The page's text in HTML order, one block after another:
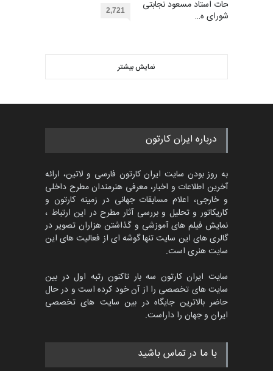
مهلت
کتابخانۀ ممتا…
مسابقه بین‌المللی کارتون آیدین
دوغان، ترکیه،…
مسابقۀ بین‌المللی کارتون و
کاریکاتور «البغلی…
مهلت 3 ماه دیگر
پنجمین مسابقۀ بین‌المللی
کارتون CARTUNION ، …
مهلت
گرگلی باکاس…
گالری حدود یک ماه قبل
توضیحات استاد مسعود نجابتی
عضو شورای ه… 2,721
نمایش بیشتر
درباره ایران کارتون
به روز بودن سایت ایران کارتون فارسی و لاتین، ارائه
آخرین اطلاعات و اخبار، معرفی هنرمندان مطرح داخلی
و خارجی، اعلام مسابقات جهانی در زمینه کارتون و
کاریکاتور و تحلیل و بررسی آثار مطرح در این ارتباط ،
نمایش فیلم های آموزشی و گذاشتن هزاران تصویر در
گالری های این سایت تنها گوشه ای از فعالیت های این
سایت هنری است.
سایت ایران کارتون سه بار تاکنون رتبه اول در بین
سایت های تخصصی را از آن خود کرده است و در حال
حاضر بالاترین جایگاه در بین سایت های تخصصی
ایران و جهان را داراست.
با ما در تماس باشید